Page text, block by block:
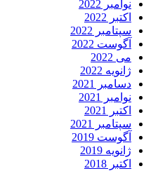
نوامبر 2022
اکتبر 2022
سپتامبر 2022
آگوست 2022
می 2022
ژانویه 2022
دسامبر 2021
نوامبر 2021
اکتبر 2021
سپتامبر 2021
آگوست 2019
ژانویه 2019
اکتبر 2018